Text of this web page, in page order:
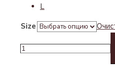
L
Size
Количество